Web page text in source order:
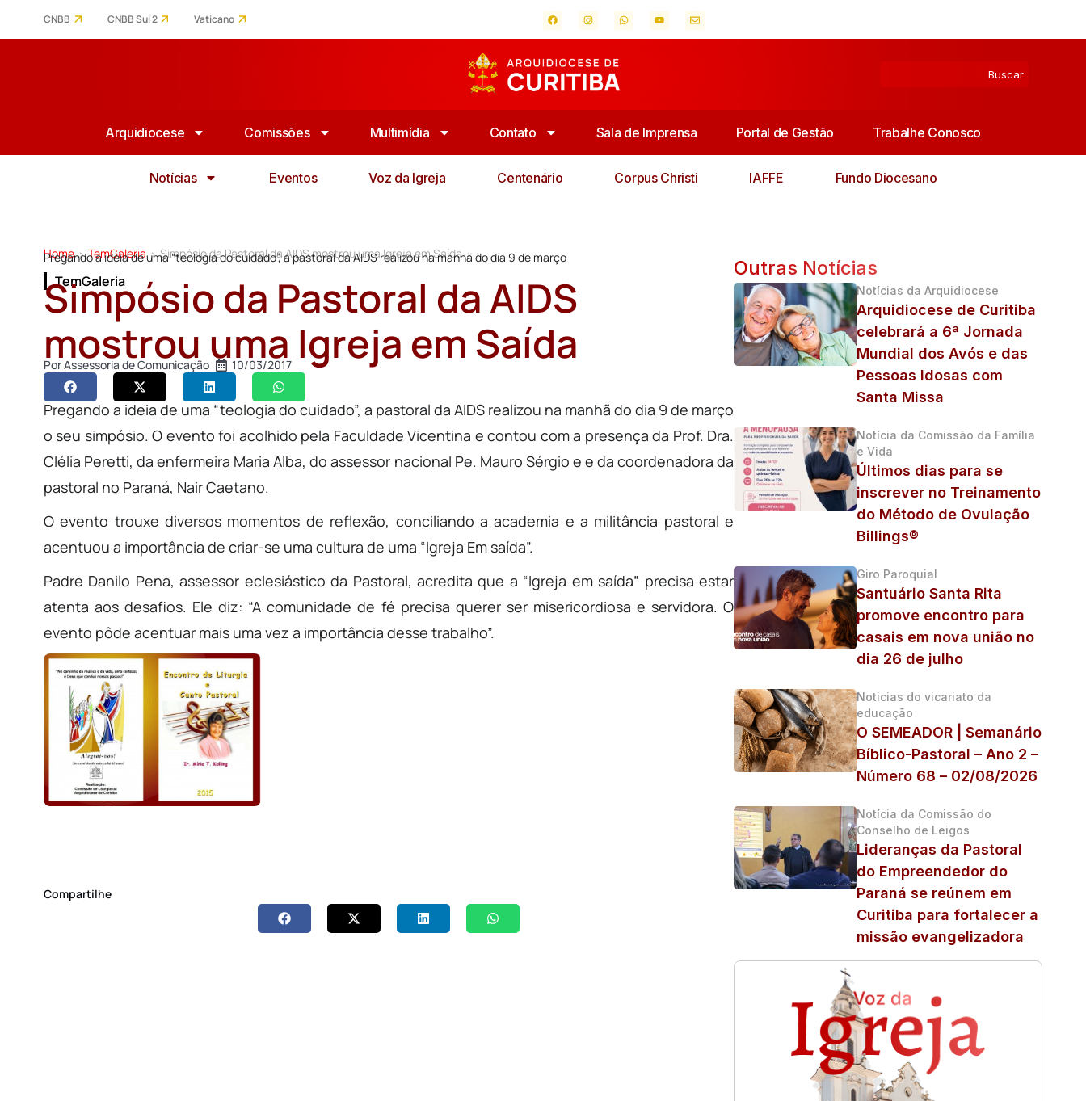
CNBB CNBB Sul 2 Vaticano
Arquidiocese Comissões Multimídia Contato Sala de Imprensa Portal de Gestão Trabalhe Conosco
Notícias Eventos Voz da Igreja Centenário Corpus Christi IAFFE Fundo Diocesano
Home > TemGaleria > Simpósio da Pastoral da AIDS mostrou uma Igreja em Saída
Pregando a ideia de uma “teologia do cuidado”, a pastoral da AIDS realizou na manhã do dia 9 de março
TemGaleria
Simpósio da Pastoral da AIDS
mostrou uma Igreja em Saída
PorAssessoria de Comunicação 10/03/2017
Pregando a ideia de uma “teologia do cuidado”, a pastoral da AIDS realizou na manhã do dia 9 de março
o seu simpósio. O evento foi acolhido pela Faculdade Vicentina e contou com a presença da Prof. Dra.
Clélia Peretti, da enfermeira Maria Alba, do assessor nacional Pe. Mauro Sérgio e e da coordenadora da
pastoral no Paraná, Nair Caetano.
O evento trouxe diversos momentos de reflexão, conciliando a academia e a militância pastoral e
acentuou a importância de criar-se uma cultura de uma “Igreja Em saída”.
Padre Danilo Pena, assessor eclesiástico da Pastoral, acredita que a “Igreja em saída” precisa estar
atenta aos desafios. Ele diz: “A comunidade de fé precisa querer ser misericordiosa e servidora. O
evento pôde acentuar mais uma vez a importância desse trabalho”.
Compartilhe
Outras Notícias
Notícias da Arquidiocese
Arquidiocese de Curitiba
celebrará a 6ª Jornada
Mundial dos Avós e das
Pessoas Idosas com
Santa Missa
Notícia da Comissão da Família
e Vida
Últimos dias para se
inscrever no Treinamento
do Método de Ovulação
Billings®
Giro Paroquial
Santuário Santa Rita
promove encontro para
casais em nova união no
dia 26 de julho
Noticias do vicariato da
educação
O SEMEADOR | Semanário
Bíblico-Pastoral – Ano 2 –
Número 68 – 02/08/2026
Notícia da Comissão do
Conselho de Leigos
Lideranças da Pastoral
do Empreendedor do
Paraná se reúnem em
Curitiba para fortalecer a
missão evangelizadora